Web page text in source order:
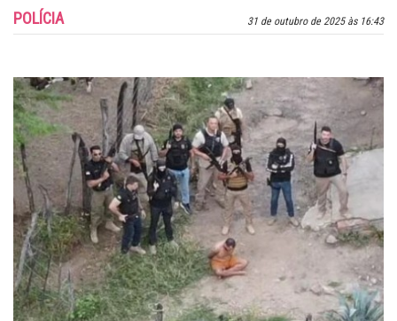
31 de outubro de 2025 às 16:43
POLÍCIA